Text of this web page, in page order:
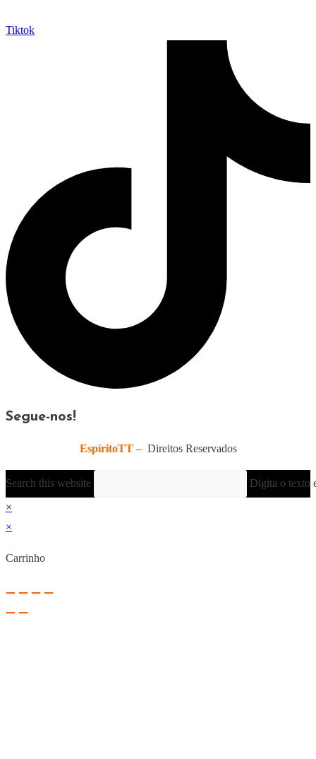
Tiktok
Segue-nos!
EspíritoTT – Direitos Reservados
Search this website
Digita o texto
×
×
Carrinho